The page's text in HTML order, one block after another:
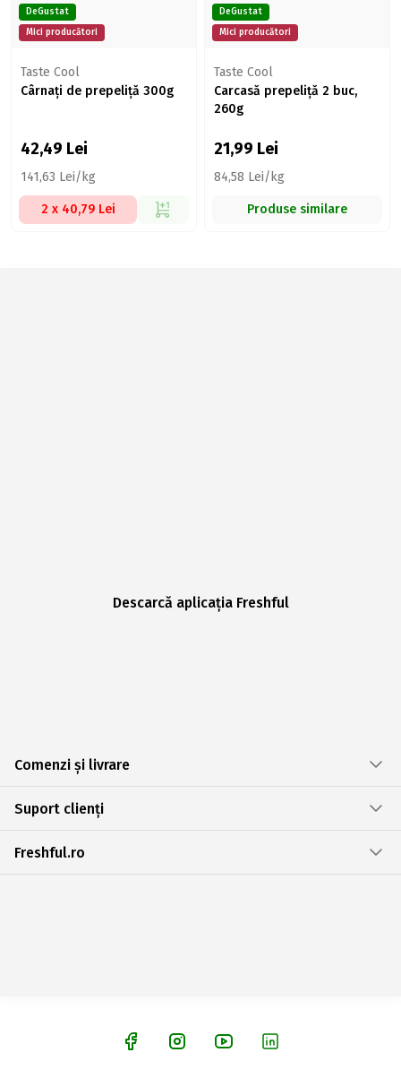
DeGustat
Mici producători
Taste Cool
Cârnați de prepeliță 300g
42,49 Lei
141,63 Lei/kg
2 x 40,79 Lei
DeGustat
Mici producători
Taste Cool
Carcasă prepeliță 2 buc,
260g
21,99 Lei
84,58 Lei/kg
Produse similare
Descarcă aplicația Freshful
Comenzi și livrare
Suport clienți
Freshful.ro